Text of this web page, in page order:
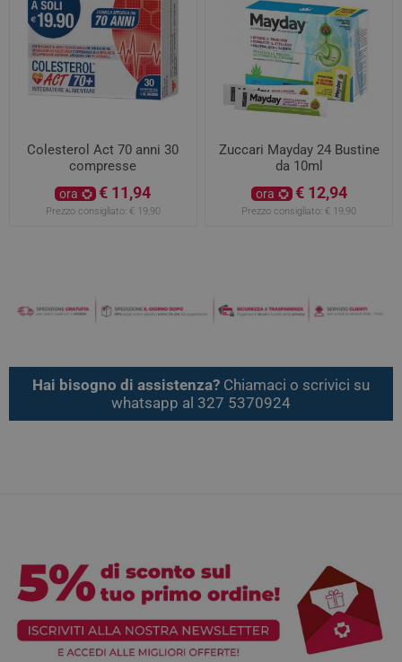
Colesterol Act 70 anni 30
compresse
ora € 11,94
Prezzo consigliato: € 19,90
Zuccari Mayday 24 Bustine
da 10ml
ora € 12,94
Prezzo consigliato: € 19,90
Hai bisogno di assistenza? Chiamaci o scrivici su
whatsapp al 327 5370924